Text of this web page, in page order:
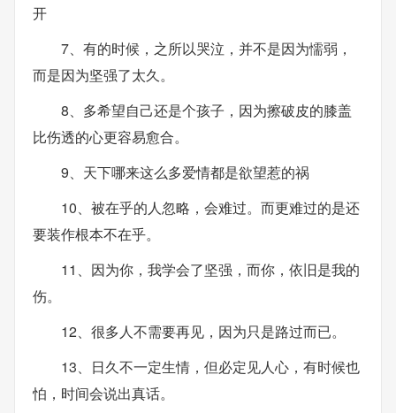
开
7、有的时候，之所以哭泣，并不是因为懦弱，
而是因为坚强了太久。
8、多希望自己还是个孩子，因为擦破皮的膝盖
比伤透的心更容易愈合。
9、天下哪来这么多爱情都是欲望惹的祸
10、被在乎的人忽略，会难过。而更难过的是还
要装作根本不在乎。
11、因为你，我学会了坚强，而你，依旧是我的
伤。
12、很多人不需要再见，因为只是路过而已。
13、日久不一定生情，但必定见人心，有时候也
怕，时间会说出真话。